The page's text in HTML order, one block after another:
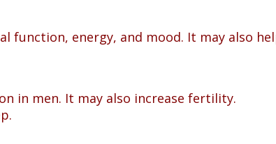
function, energy, and mood. It may also
in men. It may also increase fertility.